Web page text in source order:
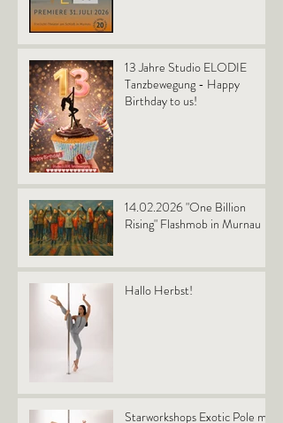
13 Jahre Studio ELODIE
Tanzbewegung - Happy
Birthday to us!
14.02.2026 "One Billion
Rising" Flashmob in Murnau
Hallo Herbst!
Starworkshops Exotic Pole mit